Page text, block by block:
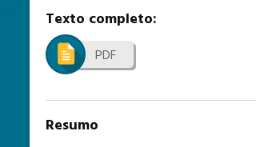
Texto completo:
PDF
Resumo